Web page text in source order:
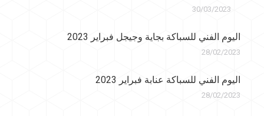
30/03/2023
اليوم الفني للسباكة بجاية وجيجل فبراير 2023
28/02/2023
اليوم الفني للسباكة عنابة فبراير 2023
28/02/2023